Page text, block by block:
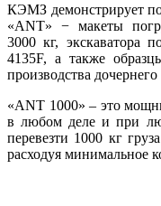
КЭМЗ демонстрирует
«ANT» − макеты
3000 кг, экскаватора
4135F, а также
производства
«ANT 1000» – это
в любом деле и при
перевезти 1000 кг
расходуя минимальное